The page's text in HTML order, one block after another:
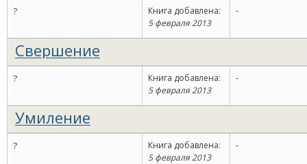
?
Книга добавлена:
5 февраля 2013
-
Свершение
?
Книга добавлена:
5 февраля 2013
-
Умиление
?
Книга добавлена:
5 февраля 2013
-